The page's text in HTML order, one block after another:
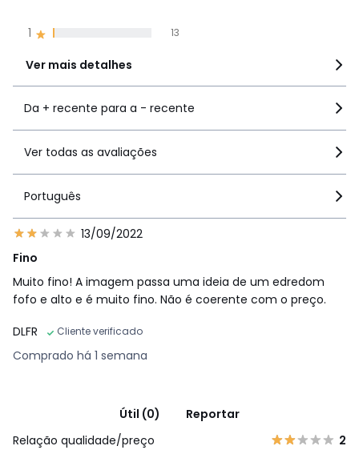
1 13
Ver mais detalhes
Da + recente para a - recente
Ver todas as avaliações
Português
13/09/2022
Fino
Muito fino! A imagem passa uma ideia de um edredom
fofo e alto e é muito fino. Não é coerente com o preço.
DLFR
Cliente verificado
Comprado há 1 semana
Útil (0)
Reportar
Relação qualidade/preço
2